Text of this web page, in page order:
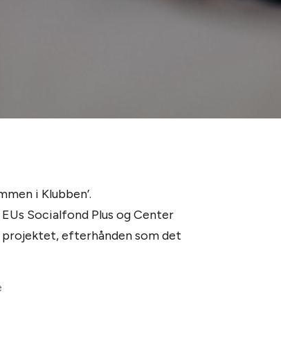
i Klubben’.
Socialfond Plus og Center
projektet, efterhånden som det